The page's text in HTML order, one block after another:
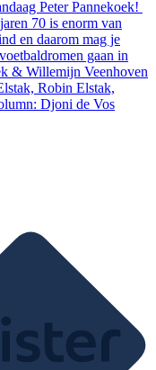
Peter Pannekoek!
70 is enorm van
en daarom mag je
gaan in
& Willemijn Veenhoven
Robin Elstak,
Djoni de Vos